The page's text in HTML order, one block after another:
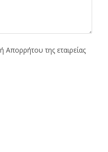
Απορρήτου της εταιρείας